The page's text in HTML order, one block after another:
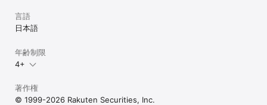
資産状況や余力維持率などの情報を素早くチェック。保有銘柄や
信用建玉一覧の閲覧、実現損益、さらには入出金、信用保証金振替
■メニュー
■Apple Watch（iPhone独自機能）
言語
日本語
年齢制限
4+
著作権
© 1999-2026 Rakuten Securities, Inc.